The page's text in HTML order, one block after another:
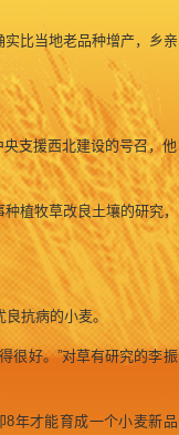
比当地老品种增产，乡亲
支援西北建设的号召，他
植牧草改良土壤的研究，
抗病的小麦。
很好。”对草有研究的李振
年才能育成一个小麦新品